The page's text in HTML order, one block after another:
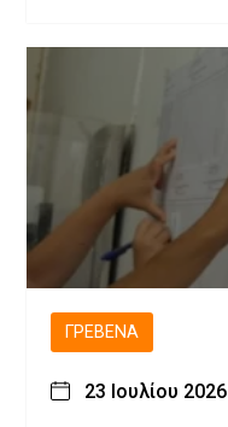
ΓΡΕΒΕΝΆ
23 Ιουλίου 2026